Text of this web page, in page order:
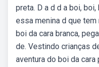
preta. D a d d a boi,
essa menina d que tem
boi da cara branca,
de. Vestindo crianças
aventura do boi da